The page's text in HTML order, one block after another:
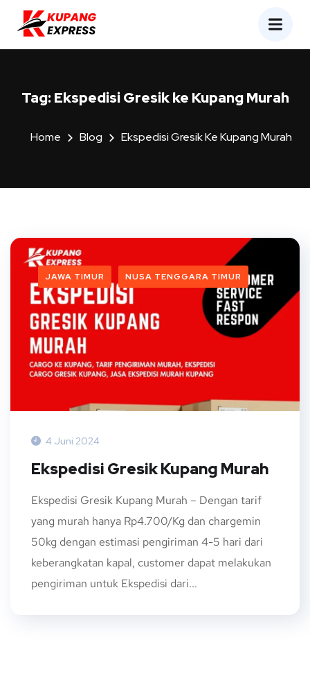
Tag: Ekspedisi Gresik ke Kupang Murah
Home Blog Ekspedisi Gresik Ke Kupang Murah
JAWA TIMUR NUSA TENGGARA TIMUR
4 Juni 2024
Ekspedisi Gresik Kupang Murah
Ekspedisi Gresik Kupang Murah – Dengan tarif
yang murah hanya Rp4.700/Kg dan chargemin
50kg dengan estimasi pengiriman 4-5 hari dari
keberangkatan kapal, customer dapat melakukan
pengiriman untuk Ekspedisi dari...